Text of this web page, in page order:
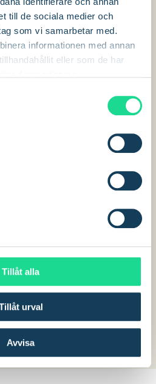
till de sociala medier och
som vi samarbetar med.
informationen med annan
eller som de har
Tillåt alla
urval
Avvisa
aktivering RMA självutbyte
Välj